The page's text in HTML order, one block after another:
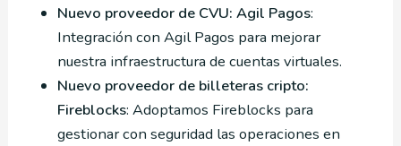
Nuevo proveedor de CVU: Agil Pagos:
Integración con Agil Pagos para mejorar
nuestra infraestructura de cuentas virtuales.
Nuevo proveedor de billeteras cripto:
Fireblocks: Adoptamos Fireblocks para
gestionar con seguridad las operaciones en